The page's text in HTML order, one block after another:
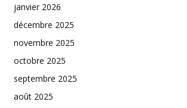
janvier 2026
décembre 2025
novembre 2025
octobre 2025
septembre 2025
août 2025